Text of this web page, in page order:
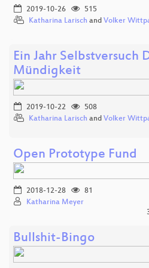
2019-10-26
515
Katharina Larisch and Volker
Ein Jahr Selbstversuch
Mündigkeit
2019-10-22
508
Katharina Larisch and Volker
Open Prototype Fund
2018-12-28
81
Katharina Meyer
Bullshit-Bingo